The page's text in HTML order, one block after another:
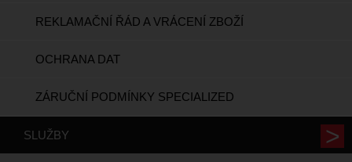
REKLAMAČNÍ ŘÁD A VRÁCENÍ ZBOŽÍ
OCHRANA DAT
ZÁRUČNÍ PODMÍNKY SPECIALIZED
SLUŽBY